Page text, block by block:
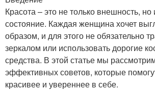
Красота – это не только внешность,
состояние. Каждая женщина хочет
образом, и для этого не обязательно
зеркалом или использовать дорогие
средства. В этой статье мы
эффективных советов, которые
красивее и увереннее в себе.